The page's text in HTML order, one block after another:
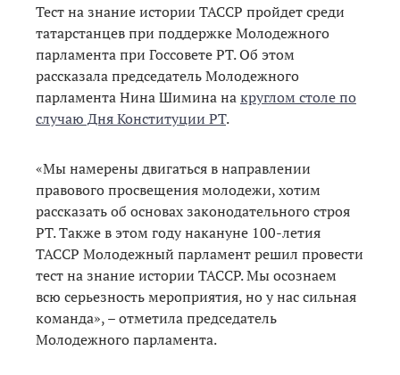
Тест на знание истории ТАССР пройдет среди
татарстанцев при поддержке Молодежного
парламента при Госсовете РТ. Об этом
рассказала председатель Молодежного
парламента Нина Шимина накруглом столе по
случаю Дня Конституции РТ.
«Мы намерены двигаться в направлении
правового просвещения молодежи, хотим
рассказать об основах законодательного строя
РТ. Также в этом году накануне 100-летия
ТАССР Молодежный парламент решил провести
тест на знание истории ТАССР. Мы осознаем
всю серьезность мероприятия, но у нас сильная
команда», – отметила председатель
Молодежного парламента.